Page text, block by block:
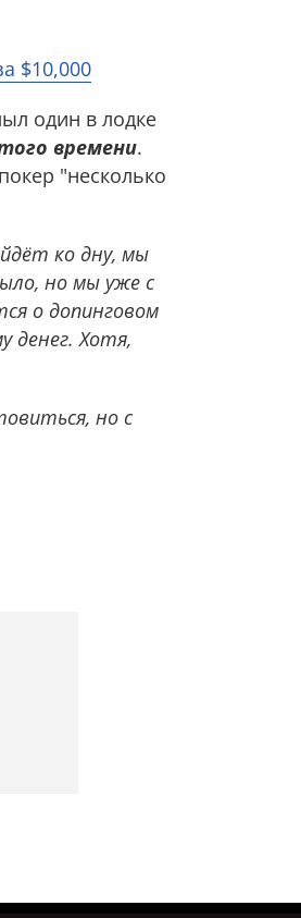
$10,000
один в лодке
времени.
"несколько
ко дну, мы
но мы уже с
о допинговом
дeнeг. Хотя,
но с